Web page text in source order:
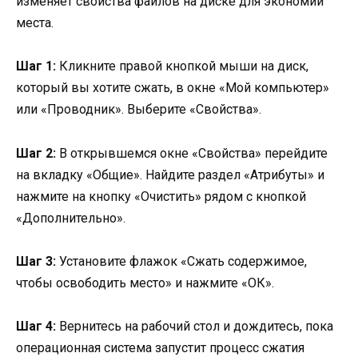
места.
Шаг 1: Кликните правой кнопкой мыши на диск,
который вы хотите сжать, в окне «Мой компьютер»
или «Проводник». Выберите «Свойства».
Шаг 2: В открывшемся окне «Свойства» перейдите
на вкладку «Общие». Найдите раздел «Атрибуты» и
нажмите на кнопку «Очистить» рядом с кнопкой
«Дополнительно».
Шаг 3: Установите флажок «Сжать содержимое,
чтобы освободить место» и нажмите «ОК».
Шаг 4: Вернитесь на рабочий стол и дождитесь, пока
операционная система запустит процесс сжатия